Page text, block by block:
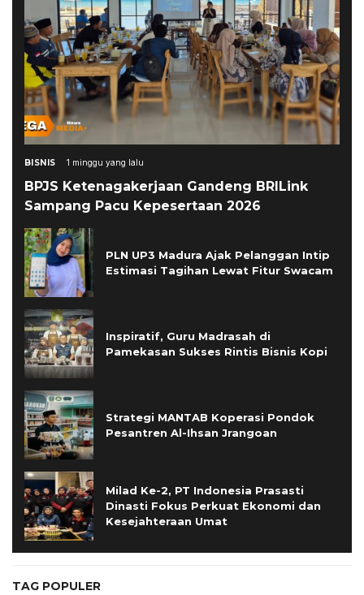
BISNIS 1 minggu yang lalu
BPJS Ketenagakerjaan Gandeng BRILink
Sampang Pacu Kepesertaan 2026
PLN UP3 Madura Ajak Pelanggan Intip
Estimasi Tagihan Lewat Fitur Swacam
Inspiratif, Guru Madrasah di
Pamekasan Sukses Rintis Bisnis Kopi
Strategi MANTAB Koperasi Pondok
Pesantren Al-Ihsan Jrangoan
Milad Ke-2, PT Indonesia Prasasti
Dinasti Fokus Perkuat Ekonomi dan
Kesejahteraan Umat
TAG POPULER